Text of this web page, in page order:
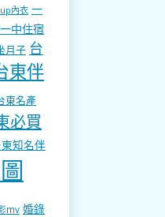
內衣 一
中住宿
月子 台
東伴
東名產
必買
知名伴
mv 婚錄